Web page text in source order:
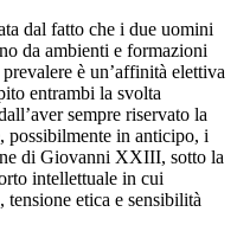
dal fatto che i due uomini
da ambienti e formazioni
è un’affinità elettiva
entrambi la svolta
sempre riservato la
possibilmente in anticipo, i
di Giovanni XXIII, sotto la
intellettuale in cui
etica e sensibilità